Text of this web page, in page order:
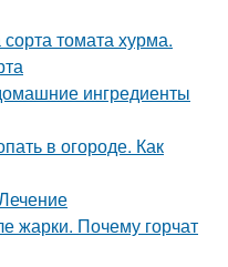
томата хурма.
ингредиенты
в огороде. Как
жарки. Почему горчат